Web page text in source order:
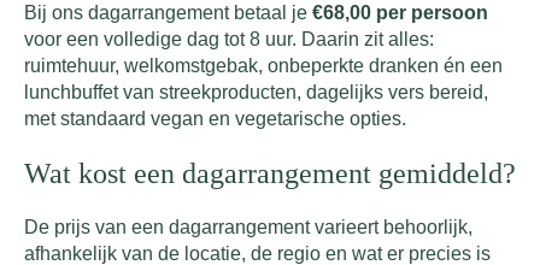
Bij ons dagarrangement betaal je €68,00 per persoon
voor een volledige dag tot 8 uur. Daarin zit alles:
ruimtehuur, welkomstgebak, onbeperkte dranken én een
lunchbuffet van streekproducten, dagelijks vers bereid,
met standaard vegan en vegetarische opties.
Wat kost een dagarrangement gemiddeld?
De prijs van een dagarrangement varieert behoorlijk,
afhankelijk van de locatie, de regio en wat er precies is